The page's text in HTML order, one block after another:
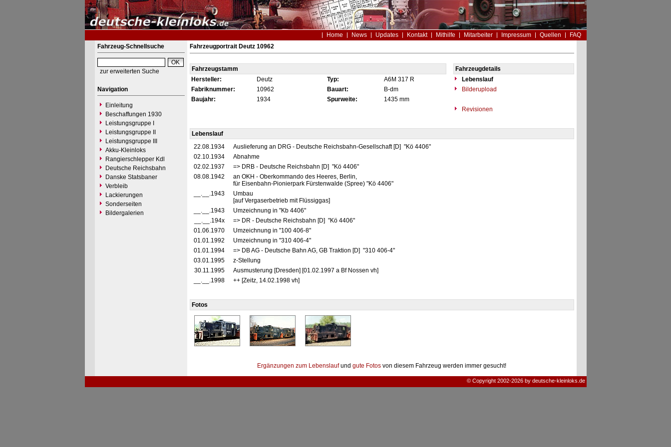
Home News Updates Kontakt Mithilfe Mitarbeiter Impressum Quellen
FAQ
Fahrzeug-Schnellsuche
zur erweiterten Suche
Navigation
Einleitung
Beschaffungen 1930
Leistungsgruppe I
Leistungsgruppe II
Leistungsgruppe III
Akku-Kleinloks
Rangierschlepper Kdl
Deutsche Reichsbahn
Danske Statsbaner
Verbleib
Lackierungen
Sonderseiten
Bildergalerien
Fahrzeugportrait Deutz 10962
Fahrzeugstamm
Fahrzeugdetails
Hersteller:
Deutz Typ: A6M 317 R
Lebenslauf
Fabriknummer:
10962 Bauart: B-dm
Bilderupload
Baujahr:
1934 Spurweite:
1435 mm
Revisionen
Lebenslauf
22.08.1934
Auslieferung an DRG - Deutsche Reichsbahn-Gesellschaft [D] "Kö 4406"
02.10.1934
Abnahme
02.02.1937
=> DRB - Deutsche Reichsbahn [D] "Kö 4406"
08.08.1942
an OKH - Oberkommando des Heeres, Berlin,
für Eisenbahn-Pionierpark Fürstenwalde (Spree) "Kö 4406"
__.__.1943
Umbau
[auf Vergaserbetrieb mit Flüssiggas]
__.__.1943
Umzeichnung in "Kb 4406"
__.__.194x
=> DR - Deutsche Reichsbahn [D] "Kö 4406"
01.06.1970
Umzeichnung in "100 406-8"
01.01.1992
Umzeichnung in "310 406-4"
01.01.1994
=> DB AG - Deutsche Bahn AG, GB Traktion [D] "310 406-4"
03.01.1995
z-Stellung
30.11.1995
Ausmusterung [Dresden] [01.02.1997 a Bf Nossen vh]
__.__.1998
++ [Zeitz, 14.02.1998 vh]
Fotos
Ergänzungen zum Lebenslaufund gute Fotos von diesem Fahrzeug werden immer gesucht!
© Copyright 2002-2026 by deutsche-kleinloks.de